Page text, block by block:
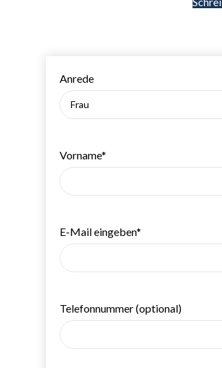
Anrede
(erforderlich)
Vorname*
(erforderlich)
E-Mail eingeben*
Telefonnummer (optional)